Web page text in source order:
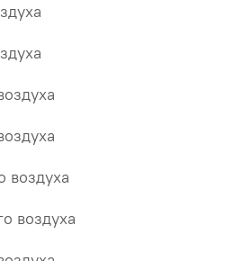
воздуха
воздуха